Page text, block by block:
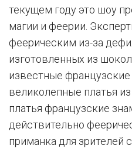
текущем году это шоу
магии и феерии.
феерическим из-за
изготовленных из
известные
великолепные платья
платья французские
действительно
приманка для зрителей